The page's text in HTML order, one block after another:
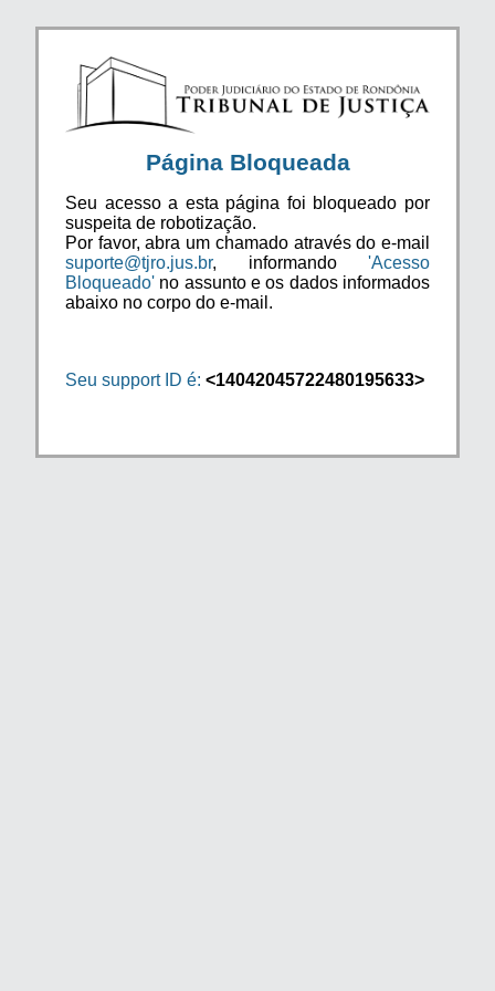
Página Bloqueada
Seu acesso a esta página foi bloqueado por
suspeita de robotização.
Por favor, abra um chamado através do e-mail
suporte@tjro.jus.br, informando 'Acesso
Bloqueado' no assunto e os dados informados
abaixo no corpo do e-mail.
Seu support ID é: <14042045722480195633>